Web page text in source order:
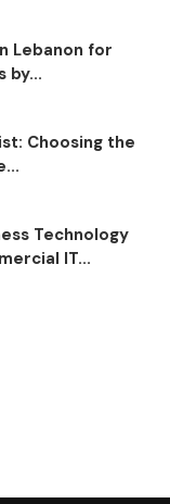
Lebanon for
by...
Choosing the
Technology
IT...